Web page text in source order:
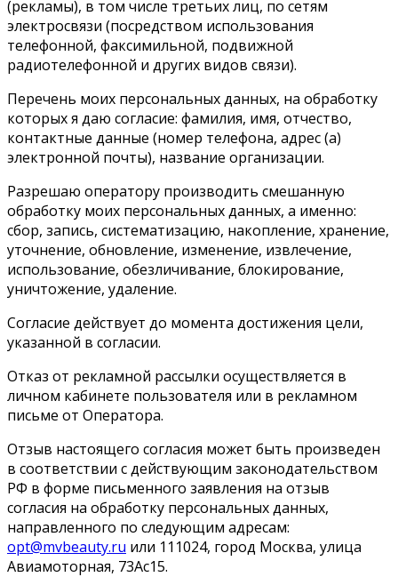
(рекламы), в том числе третьих лиц, по сетям
электросвязи (посредством использования
телефонной, факсимильной, подвижной
радиотелефонной и других видов связи).
Перечень моих персональных данных, на обработку
которых я даю согласие: фамилия, имя, отчество,
контактные данные (номер телефона, адрес (а)
электронной почты), название организации.
Разрешаю оператору производить смешанную
обработку моих персональных данных, а именно:
сбор, запись, систематизацию, накопление, хранение,
уточнение, обновление, изменение, извлечение,
использование, обезличивание, блокирование,
уничтожение, удаление.
Согласие действует до момента достижения цели,
указанной в согласии.
Отказ от рекламной рассылки осуществляется в
личном кабинете пользователя или в рекламном
письме от Оператора.
Отзыв настоящего согласия может быть произведен
в соответствии с действующим законодательством
РФ в форме письменного заявления на отзыв
согласия на обработку персональных данных,
направленного по следующим адресам:
opt@mvbeauty.ru или 111024, город Москва, улица
Авиамоторная, 73Ас15.